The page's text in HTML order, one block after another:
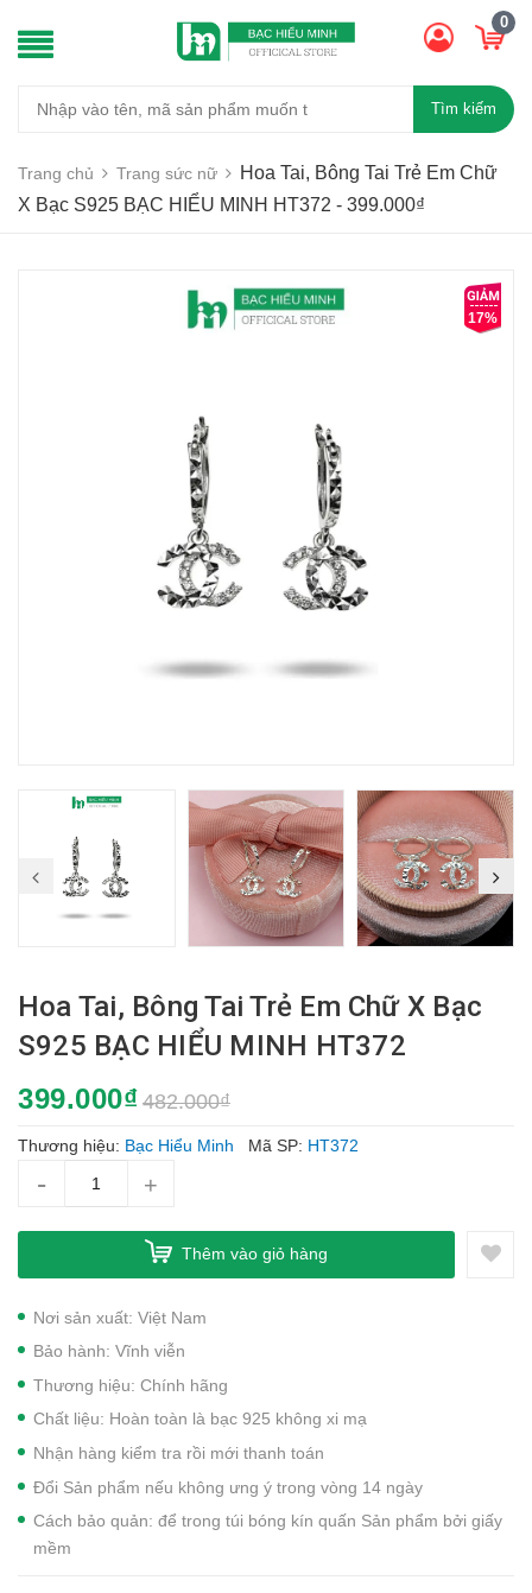
0
Tìm kiếm
Trang chủ Trang sức nữ
Hoa Tai, Bông Tai Trẻ Em Chữ
X Bạc S925 BẠC HIỂU MINH HT372 - 399.000₫
17%
Hoa Tai, Bông Tai Trẻ Em Chữ X Bạc
S925 BẠC HIỂU MINH HT372
399.000₫ 482.000₫
Thương hiệu: Bạc Hiểu Minh Mã SP: HT372
- +
Thêm vào giỏ hàng
Nơi sản xuất: Việt Nam
Bảo hành: Vĩnh viễn
Thương hiệu: Chính hãng
Chất liệu: Hoàn toàn là bạc 925 không xi mạ
Nhận hàng kiểm tra rồi mới thanh toán
Đổi Sản phẩm nếu không ưng ý trong vòng 14 ngày
Cách bảo quản: để trong túi bóng kín quấn Sản phẩm bởi giấy
mềm